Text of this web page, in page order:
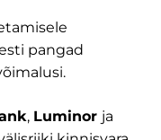
pangad
, Luminor ja